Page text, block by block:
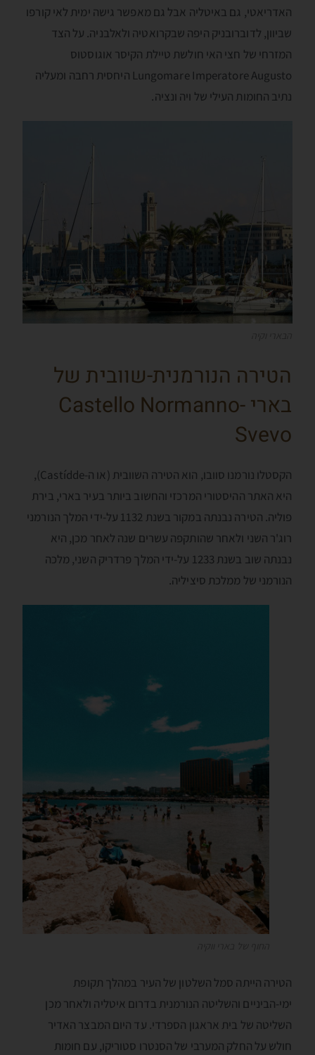
האדריאטי, גם באיטליה אבל גם מאפשר גישה ימית לאי קורפו
שביוון, לדוברובניק היפה שבקרואטיה ולאלבניה. על הצד
המזרחי של חצי האי חולשת טיילת הקיסר אוגוסטוס
Lungomare Imperatore Augusto היחסית רחבה ומעליה
נתיב החומות העילי של ויה ונציה.
הטירה הנורמנית-שוובית של
בארי Castello Normanno-
Svevo
הקסטלו נורמנו סוובו, הוא הטירה השוובית (או ה-Castídde),
היא האתר ההיסטורי המרכזי והחשוב ביותר בעיר בארי, בירת
פוליה. הטירה נבנתה במקור בשנת 1132 על-ידי המלך הנורמני
רוג'ר השני ולאחר שהותקפה עשרים שנה לאחר מכן, היא
נבנתה שוב בשנת 1233 על-ידי המלך פרדריק השני, מלכה
הנורמני של ממלכת סיציליה.
הטירה הייתה סמל השלטון של העיר במהלך תקופת
ימי-הביניים והשליטה הנורמנית בדרום איטליה ולאחר מכן
השליטה של בית אראגון הספרדי. עד היום המבצר האדיר
חולש על החלק המערבי של הסנטרו סטוריקו, עם חומות